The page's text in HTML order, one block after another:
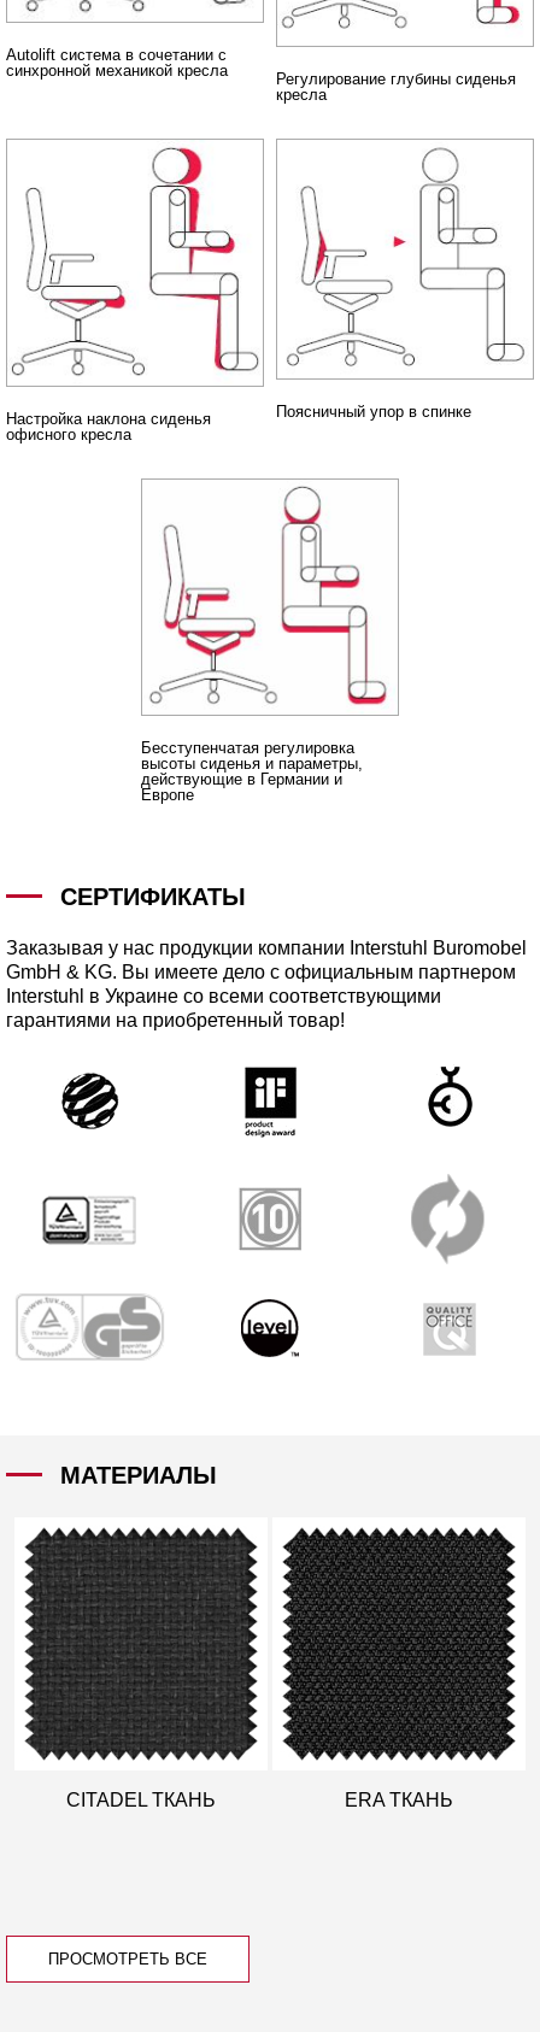
Autolift система в сочетании с
синхронной механикой кресла
Регулирование глубины сиденья
кресла
Настройка наклона сиденья
офисного кресла
Поясничный упор в спинке
Бесступенчатая регулировка
высоты сиденья и параметры,
действующие в Германии и
Европе
СЕРТИФИКАТЫ
Заказывая у нас продукции компании Interstuhl Buromobel
GmbH & KG. Вы имеете дело с официальным партнером
Interstuhl в Украине со всеми соответствующими
гарантиями на приобретенный товар!
МАТЕРИАЛЫ
CITADEL ТКАНЬ ERA ТКАНЬ
ПРОСМОТРЕТЬ ВСЕ